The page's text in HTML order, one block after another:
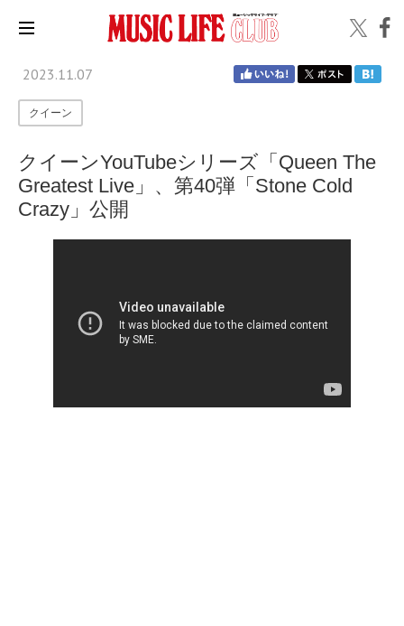
2023.11.07
クイーン
クイーンYouTubeシリーズ「Queen The
Greatest Live」、第40弾「Stone Cold
Crazy」公開